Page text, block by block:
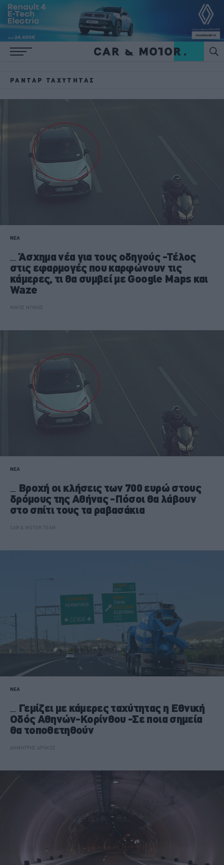
ΡΑΝΤΆΡ ΤΑΧΎΤΗΤΑΣ
ΝΕΑ
Άσχημα νέα για τους οδηγούς -Τέλος
στις εφαρμογές που καρφώνουν τις
κάμερες, τι θα συμβεί με Google Maps και
Waze
ΝΙΚΟΣ ΝΤΙΝΟΣ
ΝΕΑ
Βροχή οι κλήσεις των 700 ευρώ στους
δρόμους της Αθήνας -Πόσοι θα λάβουν
στο σπίτι τους τα ραβασάκια
CAR & MOTOR TEAM
ΝΕΑ
Γεμίζει με κάμερες ταχύτητας η Εθνική
Οδός Αθηνών-Κορίνθου -Σε ποια σημεία
θα τοποθετηθούν
ΔΗΜΗΤΡΗΣ ΔΡΑΚΟΣ